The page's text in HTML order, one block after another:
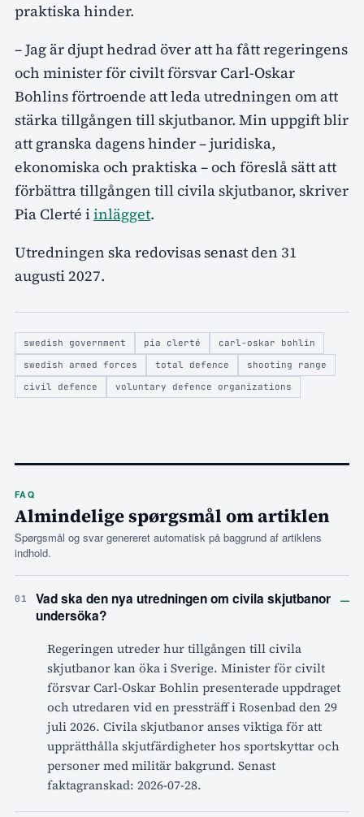
praktiska hinder.
– Jag är djupt hedrad över att ha fått regeringens
och minister för civilt försvar Carl-Oskar
Bohlins förtroende att leda utredningen om att
stärka tillgången till skjutbanor. Min uppgift blir
att granska dagens hinder – juridiska,
ekonomiska och praktiska – och föreslå sätt att
förbättra tillgången till civila skjutbanor, skriver
Pia Clerté iinlägget.
Utredningen ska redovisas senast den 31
augusti 2027.
swedish government pia clerté
carl-oskar bohlin
swedish armed forces
total defence
shooting range
civil defence
voluntary defence organizations
FAQ
Almindelige spørgsmål om artiklen
Spørgsmål og svar genereret automatisk på baggrund af artiklens
indhold.
01
Vad ska den nya utredningen om civila skjutbanor
undersöka?
–
Regeringen utreder hur tillgången till civila
skjutbanor kan öka i Sverige. Minister för civilt
försvar Carl-Oskar Bohlin presenterade uppdraget
och utredaren vid en pressträff i Rosenbad den 29
juli 2026. Civila skjutbanor anses viktiga för att
upprätthålla skjutfärdigheter hos sportskyttar och
personer med militär bakgrund. Senast
faktagranskad: 2026-07-28.